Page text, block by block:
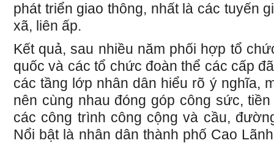
phát triển giao thông, nhất là các tuyến
xã, liên ấp.
Kết quả, sau nhiều năm phối hợp tổ
quốc và các tổ chức đoàn thể các cấp
các tầng lớp nhân dân hiểu rõ ý nghĩa,
nên cùng nhau đóng góp công sức,
các công trình công cộng và cầu,
Nổi bật là nhân dân thành phố Cao